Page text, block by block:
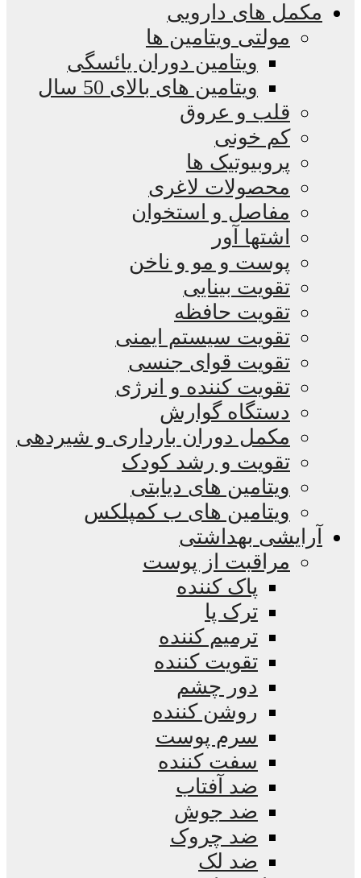
مکمل های دارویی
مولتی ویتامین ها
ویتامین دوران یائسگی
ویتامین های بالای 50 سال
قلب و عروق
کم خونی
پروبیوتیک ها
محصولات لاغری
مفاصل و استخوان
اشتها آور
پوست و مو و ناخن
تقویت بینایی
تقویت حافظه
تقویت سیستم ایمنی
تقویت قوای جنسی
تقویت کننده و انرژی
دستگاه گوارش
مکمل دوران بارداری و شیردهی
تقویت و رشد کودک
ویتامین های دیابتی
ویتامین های ب کمپلکس
آرایشی بهداشتی
مراقبت از پوست
پاک کننده
ترک پا
ترمیم کننده
تقویت کننده
دور چشم
روشن کننده
سرم پوست
سفت کننده
ضد آفتاب
ضد جوش
ضد چروک
ضد لک